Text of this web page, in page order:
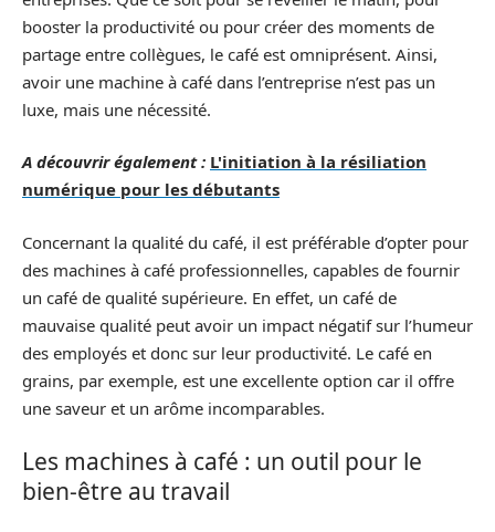
booster la productivité ou pour créer des moments de
partage entre collègues, le café est omniprésent. Ainsi,
avoir une machine à café dans l’entreprise n’est pas un
luxe, mais une nécessité.
A découvrir également : L'initiation à la résiliation
numérique pour les débutants
Concernant la qualité du café, il est préférable d’opter pour
des machines à café professionnelles, capables de fournir
un café de qualité supérieure. En effet, un café de
mauvaise qualité peut avoir un impact négatif sur l’humeur
des employés et donc sur leur productivité. Le café en
grains, par exemple, est une excellente option car il offre
une saveur et un arôme incomparables.
Les machines à café : un outil pour le
bien-être au travail